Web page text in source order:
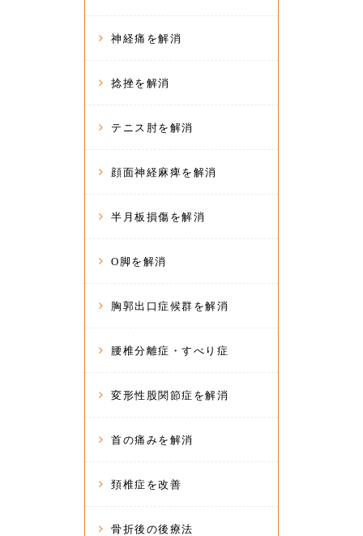
神経痛を解消
捻挫を解消
テニス肘を解消
顔面神経麻痺を解消
半月板損傷を解消
O脚を解消
胸郭出口症候群を解消
腰椎分離症・すべり症
変形性股関節症を解消
首の痛みを解消
頚椎症を改善
骨折後の後療法